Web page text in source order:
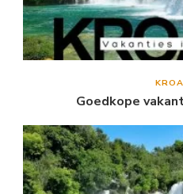
Goedkope